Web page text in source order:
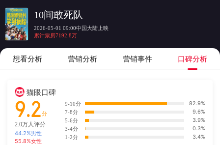
10间敢死队
2026-05-01 09:00中国大陆上映
累计票房7192.8万
想看分析 营销分析 营销事件 口碑分析
猫眼口碑
9.2分
2.0万 人评分
44.2%男性
55.8%女性
9-10分 82.9%
7-8分 9.6%
5-6分 3.9%
3-4分 0.3%
1-2分 3.4%